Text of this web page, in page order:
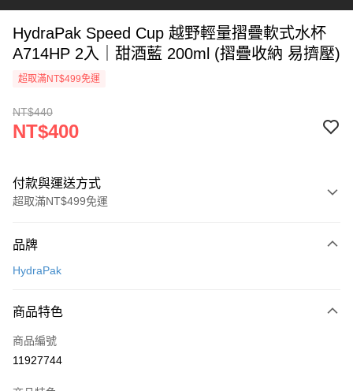
HydraPak Speed Cup 越野輕量摺疊軟式水杯
A714HP 2入｜甜酒藍 200ml (摺疊收納 易擠壓)
超取滿NT$499免運
NT$440
NT$400
付款與運送方式
超取滿NT$499免運
信用卡一次付款
LINE Pay
Apple Pay
品牌
HydraPak
商品特色
商品編號
11927744